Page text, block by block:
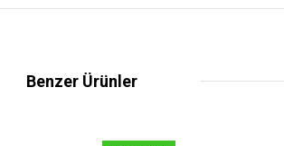
Benzer Ürünler